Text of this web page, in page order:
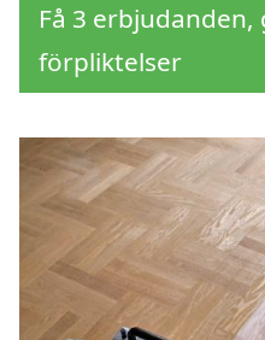
Få 3
förpliktelser